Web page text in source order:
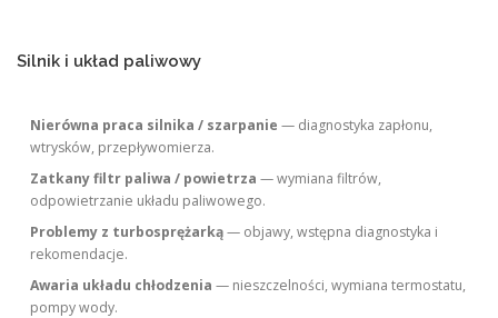
Silnik i układ paliwowy
Nierówna praca silnika / szarpanie — diagnostyka zapłonu,
wtrysków, przepływomierza.
Zatkany filtr paliwa / powietrza — wymiana filtrów,
odpowietrzanie układu paliwowego.
Problemy z turbosprężarką— objawy, wstępna diagnostyka i
rekomendacje.
Awaria układu chłodzenia — nieszczelności, wymiana termostatu,
pompy wody.